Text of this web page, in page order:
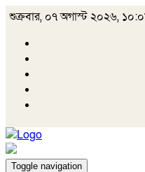
শুক্রবার, ০৭ অগাস্ট ২০২৬,
Toggle navigation